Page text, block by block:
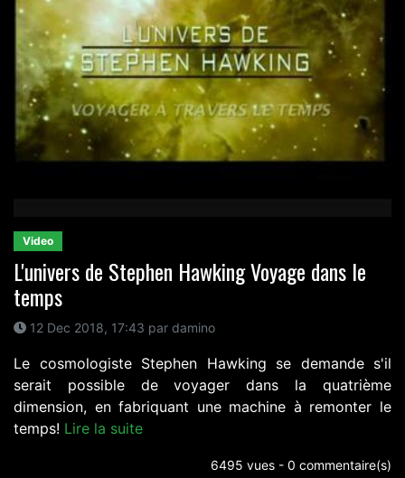
Video
L'univers de Stephen Hawking Voyage dans le
temps
12 Dec 2018, 17:43 par damino
Le cosmologiste Stephen Hawking se demande s'il
serait possible de voyager dans la quatrième
dimension, en fabriquant une machine à remonter le
temps! Lire la suite
6495 vues - 0 commentaire(s)